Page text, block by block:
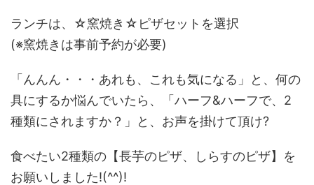
ランチは、☆窯焼き☆ピザセットを選択
(※窯焼きは事前予約が必要)
「んんん・・・あれも、これも気になる」と、何の
具にするか悩んでいたら、「ハーフ&ハーフで、2
種類にされますか？」と、お声を掛けて頂け?
食べたい2種類の【長芋のピザ、しらすのピザ】を
お願いしました!(^^)!